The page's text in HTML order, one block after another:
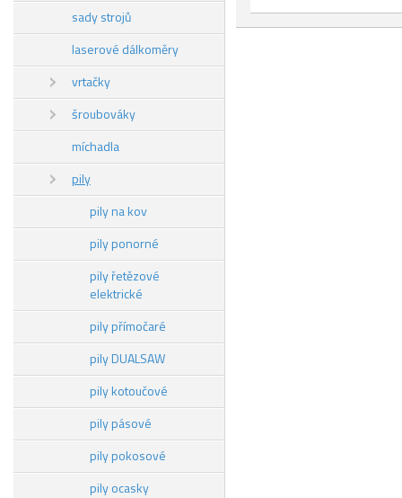
sady strojů
laserové dálkoměry
vrtačky
šroubováky
míchadla
pily
pily na kov
pily ponorné
pily řetězové
elektrické
pily přímočaré
pily DUALSAW
pily kotoučové
pily pásové
pily pokosové
pily ocasky